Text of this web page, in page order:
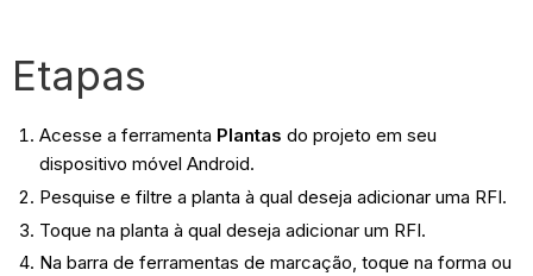
Etapas
Acesse a ferramenta Plantas do projeto em seu
dispositivo móvel Android.
Pesquise e filtre a planta à qual deseja adicionar uma RFI.
Toque na planta à qual deseja adicionar um RFI.
Na barra de ferramentas de marcação, toque na forma ou